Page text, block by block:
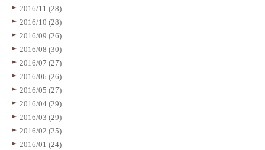
2016/11 (28)
2016/10 (28)
2016/09 (26)
2016/08 (30)
2016/07 (27)
2016/06 (26)
2016/05 (27)
2016/04 (29)
2016/03 (29)
2016/02 (25)
2016/01 (24)